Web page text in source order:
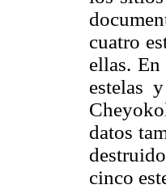
cuatro
ellas.
estelas
datos
cinco